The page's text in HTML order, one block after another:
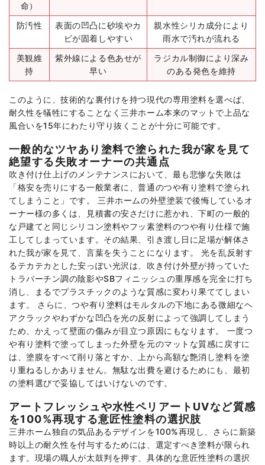
命）
防汚性
表面の凹凸に砂埃やカ
ビが固着しやすい
親水性シリカ成分により
雨水で汚れが流れる
美観維
持
紫外線による色あせが
早い
ラジカル制御により深み
のある発色を維持
このように、技術的な裏付けを持つ現代の専用塗料を選べば、
耐久性を犠牲にすることなく三井ホーム本来のマットで上品な
風合いを15年にわたり守り抜くことが十分に可能です。
一般的なツヤあり塗料で塗られた我が家を見て
絶望する失敗オーナーの共通点
吹き付け仕上げのメンテナンスにおいて、最も悲惨な失敗は
「格安を売りにする一般業者に、普通のつや有り塗料で塗られ
てしまうこと」です。 三井ホームの外壁塗装で後悔しているオ
ーナー様の多くは、見積書の安さだけに惹かれ、下町の一般的
な戸建てと同じシリコン塗料やフッ素塗料のつや有り仕様で施
工してしまっています。その結果、引き渡し日に足場が解体さ
れた我が家を見て、言葉を失うことになります。 光を乱反射す
るテカテカとした安っぽい光沢は、吹き付け外壁が持っていた
トラバーチン調の陰影やSBフィニッシュの重厚感を完全に打ち
消し、まるでプラスチックのような質感に変わり果ててしまい
ます。 さらに、つや有り塗料はモルタルの下地にある微細なヘ
アクラックやわずかな凹凸を光の反射によって強調してしまう
ため、かえって壁面の傷みが目立つ原因にもなります。 一度つ
や有り塗料で塗ってしまった外壁を元のマットな質感に戻すに
は、塗膜をすべて削り落とすか、上から高額な艶消し塗料を塗
り重ねるしかありません。無駄な出費を避けるためにも、最初
の塗料選びで妥協してはいけないのです。
アートフレッシュや水性ペリアートUVなど質感
を100%再現する意匠性塗料の選択肢
三井ホーム独自の気品あるデザインを100%再現し、さらに新築
時以上の耐久性を付与するためには、選定すべき塗料が限られ
ます。現場の職人が太鼓判を押す、具体的な意匠性塗料の選択